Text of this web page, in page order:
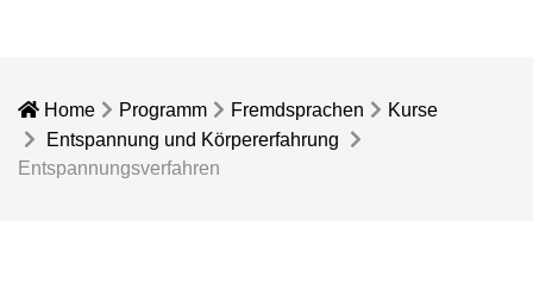
Home Programm Fremdsprachen
Kurse
Entspannung und Körpererfahrung
Entspannungsverfahren